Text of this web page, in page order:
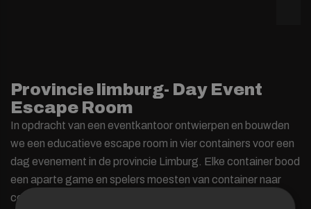
Provincie limburg- Day Event
Escape Room
In opdracht van een eventkantoor ontwierpen en bouwden
we een educatieve escape room in vier containers voor een
dag evenement in de provincie Limburg. Elke container bood
een aparte game en spelers moesten van container naar
container verplaatsen in een doorschuifsysteem. Met 10